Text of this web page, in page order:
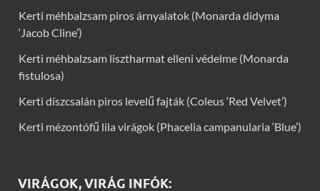
Kerti méhbalzsam piros árnyalatok (Monarda didyma
‘Jacob Cline’)
Kerti méhbalzsam lisztharmat elleni védelme (Monarda
fistulosa)
Kerti díszcsalán piros levelű fajták (Coleus ‘Red Velvet’)
Kerti mézontófű lila virágok (Phacelia campanularia ‘Blue’)
VIRÁGOK, VIRÁG INFÓK: